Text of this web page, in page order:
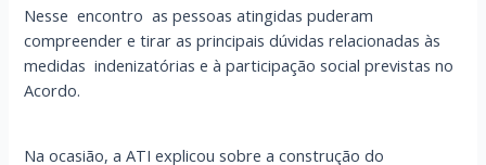
Nesse encontro as pessoas atingidas puderam
compreender e tirar as principais dúvidas relacionadas às
medidas indenizatórias e à participação social previstas no
Acordo.
Na ocasião, a ATI explicou sobre a construção do